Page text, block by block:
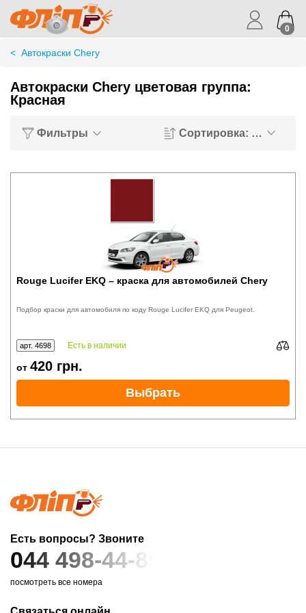
0
< Автокраски Chery
Автокраски Chery цветовая группа:
Красная
Фильтры Сортировка: Хиты
Rouge Lucifer EKQ – краска для автомобилей Chery
Подбор краски для автомобиля по коду Rouge Lucifer EKQ для Peugeot.
арт. 4698 Есть в наличии
от 420 грн.
Выбрать
Есть вопросы? Звоните
044 498-44-89
посмотреть все номера